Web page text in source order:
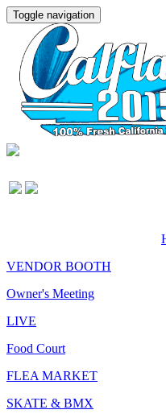
Toggle navigation
VENDOR BOOTH
Owner's Meeting
LIVE
Food Court
FLEA MARKET
SKATE & BMX